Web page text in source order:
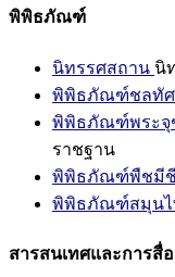
พิพิธภัณฑ์
นิทรรศสถาน นิ
พิพิธภัณฑ์ชลทั
พิพิธภัณฑ์พระจุ
ราชฐาน
พิพิธภัณฑ์พืชมี
พิพิธภัณฑ์สมุนไ
สารสนเทศและการสื่